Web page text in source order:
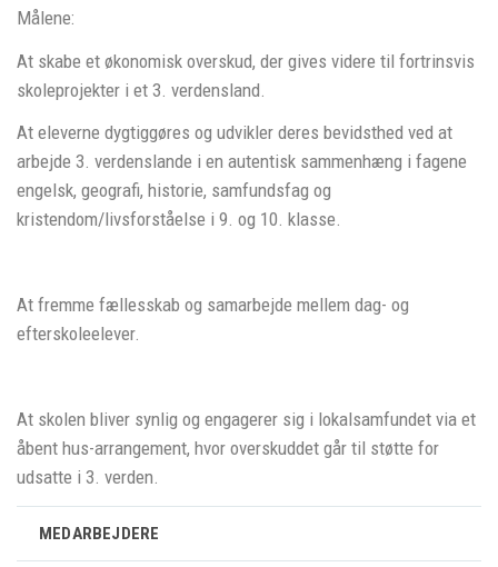
Målene:
At skabe et økonomisk overskud, der gives videre til fortrinsvis
skoleprojekter i et 3. verdensland.
At eleverne dygtiggøres og udvikler deres bevidsthed ved at
arbejde 3. verdenslande i en autentisk sammenhæng i fagene
engelsk, geografi, historie, samfundsfag og
kristendom/livsforståelse i 9. og 10. klasse.
At fremme fællesskab og samarbejde mellem dag- og
efterskoleelever.
At skolen bliver synlig og engagerer sig i lokalsamfundet via et
åbent hus-arrangement, hvor overskuddet går til støtte for
udsatte i 3. verden.
MEDARBEJDERE